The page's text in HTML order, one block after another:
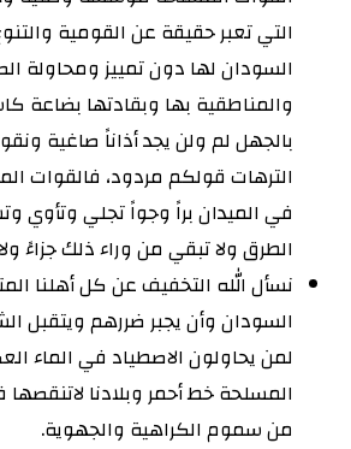
التي تعبر حقيقة عن القومية
السودان لها دون تمييز ومحاولة
والمناطقية بها وبقادتها بضاعة
بالجهل لم ولن يجد أذاناً صاغية
الترهات قولكم مردود، فالقوات
في الميدان براً وجواً تجلي وتأوي
الطرق ولا تبقي من وراء ذلك جزاءً
نسأل الله التخفيف عن كل أهلنا
السودان وأن يجبر ضررهم ويتقبل
لمن يحاولون الاصطياد في الماء
المسلحة خط أحمر وبلادنا
من سموم الكراهية والجهوية.